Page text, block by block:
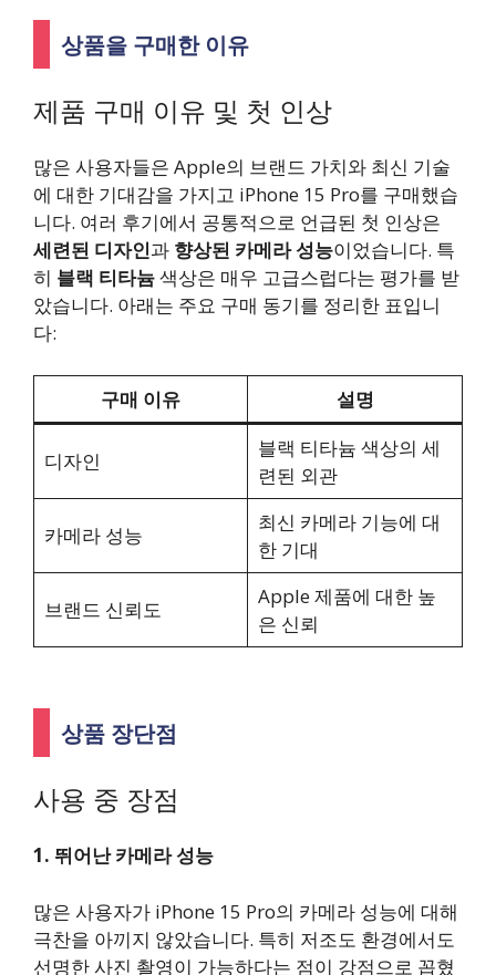
상품을 구매한 이유
제품 구매 이유 및 첫 인상
많은 사용자들은 Apple의 브랜드 가치와 최신 기술
에 대한 기대감을 가지고 iPhone 15 Pro를 구매했습
니다. 여러 후기에서 공통적으로 언급된 첫 인상은
세련된 디자인과 향상된 카메라 성능이었습니다. 특
히 블랙 티타늄색상은 매우 고급스럽다는 평가를 받
았습니다. 아래는 주요 구매 동기를 정리한 표입니
다:
구매 이유 설명
디자인
블랙 티타늄 색상의 세
련된 외관
카메라 성능
최신 카메라 기능에 대
한 기대
브랜드 신뢰도
Apple 제품에 대한 높
은 신뢰
상품 장단점
사용 중 장점
1. 뛰어난 카메라 성능
많은 사용자가 iPhone 15 Pro의 카메라 성능에 대해
극찬을 아끼지 않았습니다. 특히 저조도 환경에서도
선명한 사진 촬영이 가능하다는 점이 강점으로 꼽혔